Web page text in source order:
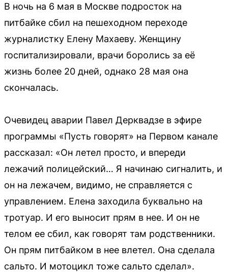
В ночь на 6 мая в Москве подросток на
питбайке сбил на пешеходном переходе
журналистку Елену Махаеву. Женщину
госпитализировали, врачи боролись за её
жизнь более 20 дней, однако 28 мая она
скончалась.
Очевидец аварии Павел Дерквадзе в эфире
программы «Пусть говорят» на Первом канале
рассказал: «Он летел просто, и впереди
лежачий полицейский… Я начинаю сигналить, и
он на лежачем, видимо, не справляется с
управлением. Елена заходила буквально на
тротуар. И его выносит прям в нее. И он не
телом ее сбил, как говорят там родственники.
Он прям питбайком в нее влетел. Она сделала
сальто. И мотоцикл тоже сальто сделал».